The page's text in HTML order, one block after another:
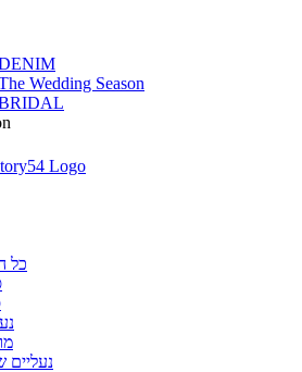
Wedding Season
כל
נעליים